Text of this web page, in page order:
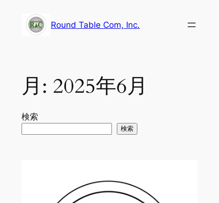
Round Table Com, Inc.
月: 2025年6月
検索
検索